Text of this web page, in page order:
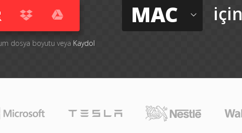
dosya boyutu veya Kaydol
MAC için